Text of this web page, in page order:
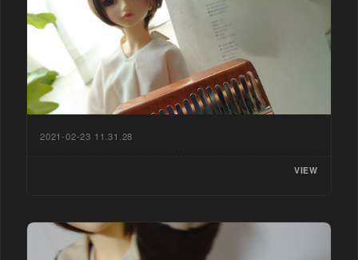
2021-02-23 11.31.28
VIEW